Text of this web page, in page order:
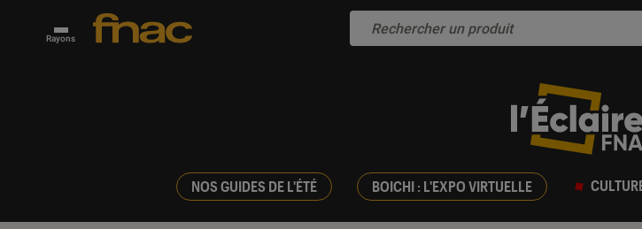
Rayons
NOS GUIDES DE L'ÉTÉ BOICHI : L'EXPO VIRTUELLE